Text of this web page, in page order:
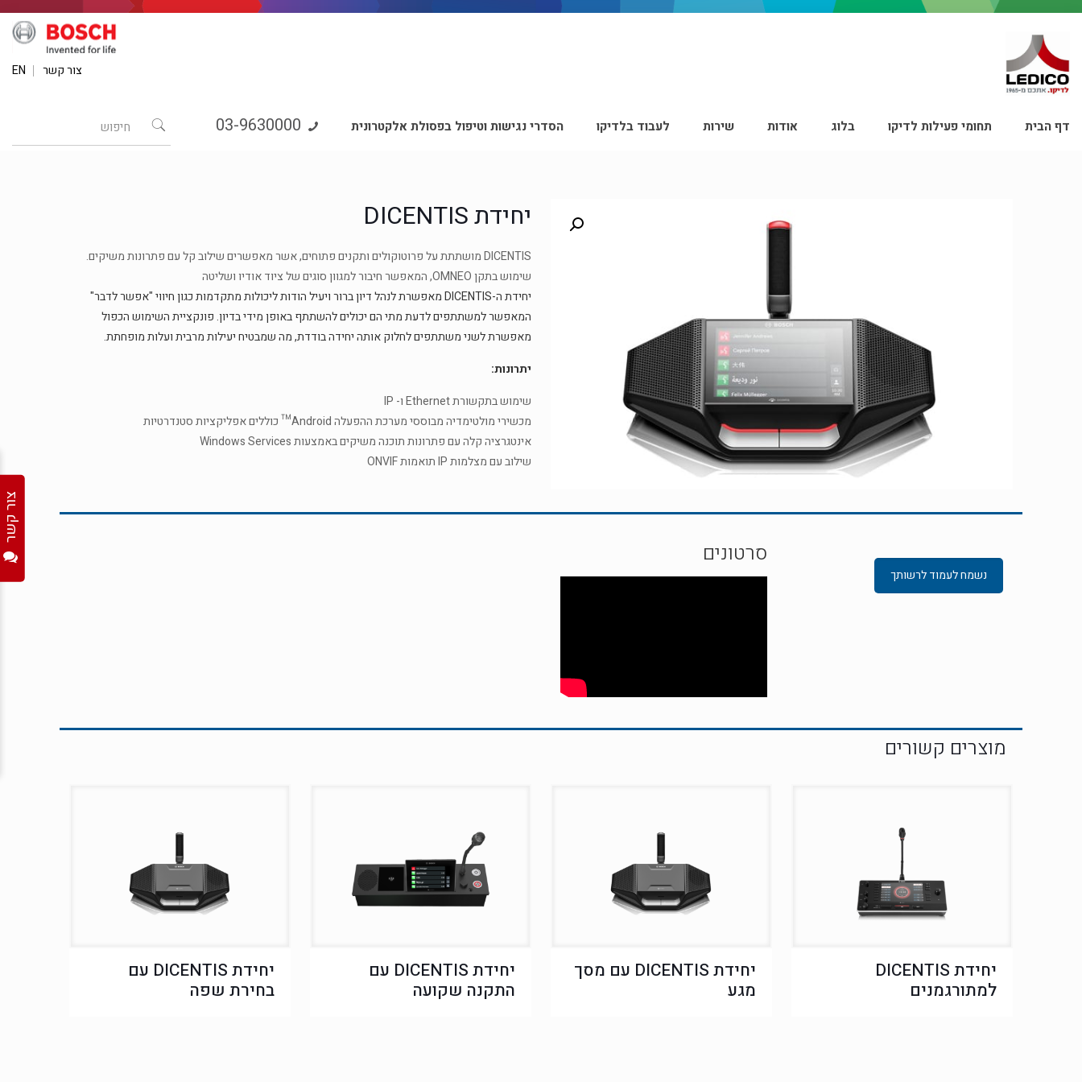
דף הבית תחומי פעילות לדיקו בלוג אודות שירות לעבוד בלדיקו הסדרי נגישות וטיפול בפסולת אלקטרונית
צור קשר EN
יחידת DICENTIS
DICENTIS מושתתת על פרוטוקולים ותקנים פתוחים, אשר מאפשרים שילוב קל עם פתרונות משיקים.
שימוש בתקן OMNEO, המאפשר חיבור למגוון סוגים של ציוד אודיו ושליטה
יחידת ה-DICENTIS מאפשרת לנהל דיון ברור ויעיל הודות ליכולות מתקדמות כגון חיווי "אפשר לדבר"
המאפשר למשתתפים לדעת מתי הם יכולים להשתתף באופן מידי בדיון. פונקציית השימוש הכפול
מאפשרת לשני משתתפים לחלוק אותה יחידה בודדת, מה שמבטיח יעילות מרבית ועלות מופחתת.
יתרונות:
שימוש בתקשורת Ethernet ו- IP
מכשירי מולטימדיה מבוססי מערכת ההפעלה Android™ כוללים אפליקציות סטנדרטיות
אינטגרציה קלה עם פתרונות תוכנה משיקים באמצעות Windows Services
שילוב עם מצלמות IP תואמות ONVIF
נשמח לעמוד לרשותך
סרטונים
יחידת DICENTIS
למתורגמנים
יחידת DICENTIS עם מסך
מגע
יחידת DICENTIS עם
התקנה שקועה
יחידת DICENTIS עם
בחירת שפה
צור קשר